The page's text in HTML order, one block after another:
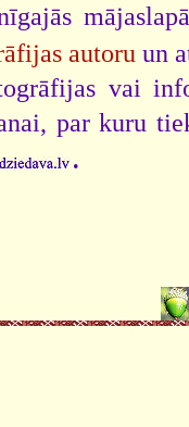
autoru un
vai
par kuru
.